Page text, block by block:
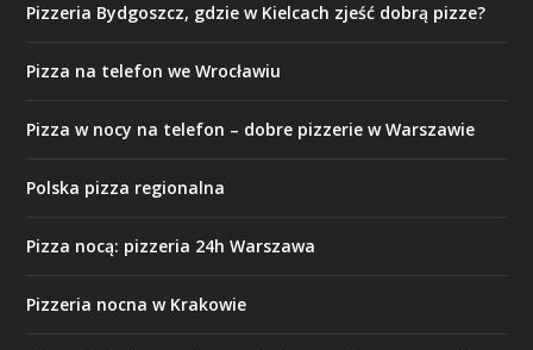
Pizzeria Bydgoszcz, gdzie w Kielcach zjeść dobrą pizze?
Pizza na telefon we Wrocławiu
Pizza w nocy na telefon – dobre pizzerie w Warszawie
Polska pizza regionalna
Pizza nocą: pizzeria 24h Warszawa
Pizzeria nocna w Krakowie